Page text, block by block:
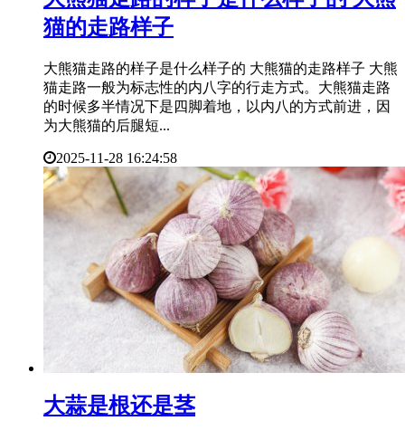
猫的走路样子
大熊猫走路的样子是什么样子的 大熊猫的走路样子 大熊
猫走路一般为标志性的内八字的行走方式。大熊猫走路
的时候多半情况下是四脚着地，以内八的方式前进，因
为大熊猫的后腿短...
2025-11-28 16:24:58
​大蒜是根还是茎